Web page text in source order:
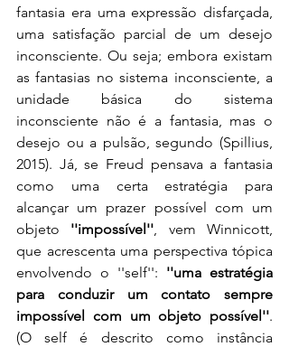
fantasia era uma expressão disfarçada,
uma satisfação parcial de um desejo
inconsciente. Ou seja; embora existam
as fantasias no sistema inconsciente, a
unidade básica do sistema
inconsciente não é a fantasia, mas o
desejo ou a pulsão, segundo (Spillius,
2015). Já, se Freud pensava a fantasia
como uma certa estratégia para
alcançar um prazer possível com um
objeto ''impossível'' , vem Winnicott,
que acrescenta uma perspectiva tópica
envolvendo o ''self'': ''uma estratégia
para conduzir um contato sempre
impossível com um objeto possível''.
(O self é descrito como instância